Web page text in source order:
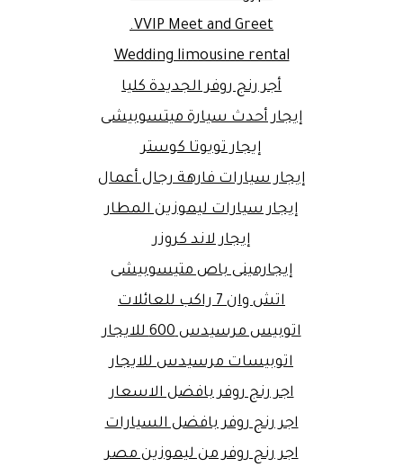
VVIP Meet and Greet.
Wedding limousine rental
أجر رنج روفر الجديدة كليا
إيجار أحدث سيارة ميتسوبيشى
إيجار تويوتا كوستر
إيجار سيارات فارهة رجال أعمال
إيجار سيارات ليموزين المطار
إيجار لاند كروزر
إيجارمينى باص متيسوبيشى
اتش وان 7 راكب للعائلات
اتوبيس مرسيدس 600 للايجار
اتوبيسات مرسيدس للايجار
اجر رنج روفر بافضل الاسعار
اجر رنج روفر بافضل السيارات
اجر رنج روفر من ليموزين مصر